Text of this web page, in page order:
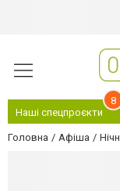
Наші спецпроєкти
8
Головна Афіша